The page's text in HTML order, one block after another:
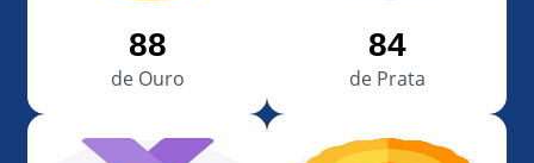
88
de Ouro
84
de Prata